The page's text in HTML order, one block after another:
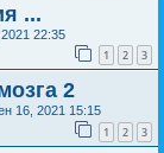
...
22:35
1 2 3
2
16, 2021 15:15
1 2 3